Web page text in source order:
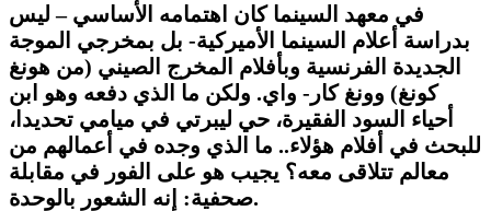
في معهد السينما كان اهتمامه الأساسي – ليس
بدراسة أعلام السينما الأميركية- بل بمخرجي الموجة
الجديدة الفرنسية وبأفلام المخرج الصيني (من هونغ
كونغ) وونغ كار- واي. ولكن ما الذي دفعه وهو ابن
أحياء السود الفقيرة، حي ليبرتي في ميامي تحديدا،
للبحث في أفلام هؤلاء.. ما الذي وجده في أعمالهم من
معالم تتلاقى معه؟ يجيب هو على الفور في مقابلة
صحفية: إنه الشعور بالوحدة.